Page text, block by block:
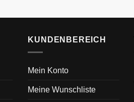
KUNDENBEREICH
Mein Konto
Meine Wunschliste